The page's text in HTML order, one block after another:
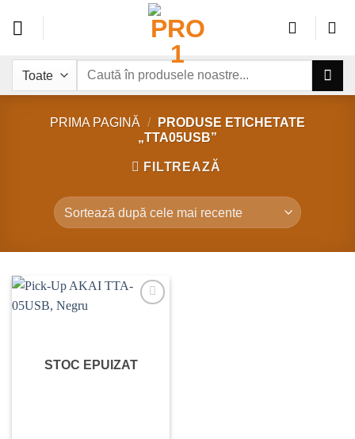
Caută
PRIMA PAGINĂ /
PRODUSE ETICHETATE
„TTA05USB”
FILTREAZĂ
STOC EPUIZAT